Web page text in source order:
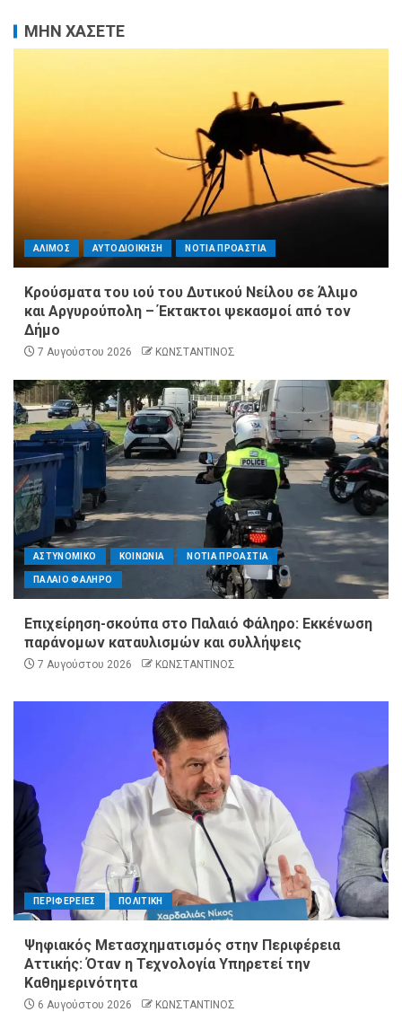
ΜΗΝ ΧΑΣΕΤΕ
ΑΛΙΜΟΣ ΑΥΤΟΔΙΟΙΚΗΣΗ ΝΟΤΙΑ ΠΡΟΑΣΤΙΑ
Κρούσματα του ιού του Δυτικού Νείλου σε Άλιμο
και Αργυρούπολη – Έκτακτοι ψεκασμοί από τον
Δήμο
7 Αυγούστου 2026 ΚΩΝΣΤΑΝΤΙΝΟΣ
ΑΣΤΥΝΟΜΙΚΟ ΚΟΙΝΩΝΙΑ ΝΟΤΙΑ ΠΡΟΑΣΤΙΑ
ΠΑΛΑΙΟ ΦΑΛΗΡΟ
Επιχείρηση-σκούπα στο Παλαιό Φάληρο: Εκκένωση
παράνομων καταυλισμών και συλλήψεις
7 Αυγούστου 2026 ΚΩΝΣΤΑΝΤΙΝΟΣ
ΠΕΡΙΦΕΡΕΙΕΣ ΠΟΛΙΤΙΚΗ
Ψηφιακός Μετασχηματισμός στην Περιφέρεια
Αττικής: Όταν η Τεχνολογία Υπηρετεί την
Καθημερινότητα
6 Αυγούστου 2026 ΚΩΝΣΤΑΝΤΙΝΟΣ